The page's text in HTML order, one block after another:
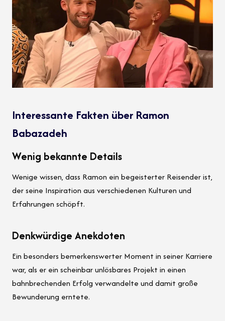
Interessante Fakten über Ramon
Babazadeh
Wenig bekannte Details
Wenige wissen, dass Ramon ein begeisterter Reisender ist,
der seine Inspiration aus verschiedenen Kulturen und
Erfahrungen schöpft.
Denkwürdige Anekdoten
Ein besonders bemerkenswerter Moment in seiner Karriere
war, als er ein scheinbar unlösbares Projekt in einen
bahnbrechenden Erfolg verwandelte und damit große
Bewunderung erntete.